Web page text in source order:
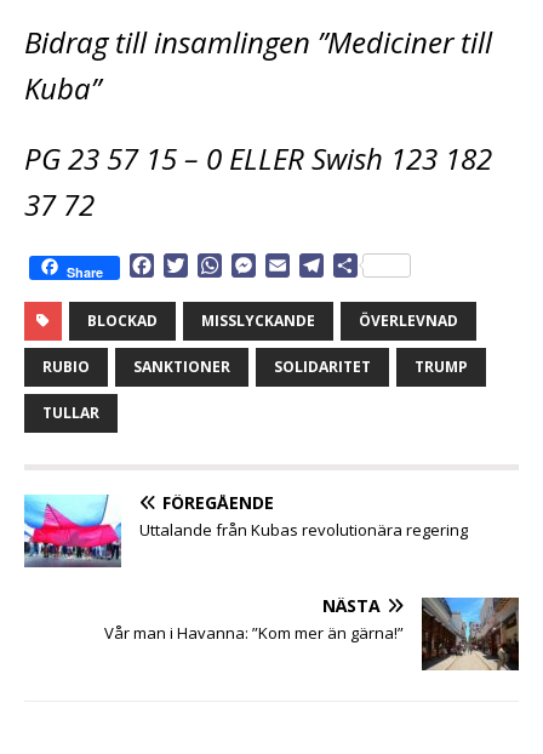
Bidrag till insamlingen ”Mediciner till
Kuba”
PG 23 57 15 – 0 ELLER Swish 123 182
37 72
Share
c
e
b
o
T
t
t
e
W
a
t
s
A
M
s
s
n
a
i
l
T
e
g
r
D
l
a
BLOCKAD MISSLYCKANDE ÖVERLEVNAD
RUBIO SANKTIONER SOLIDARITET TRUMP
TULLAR
FÖREGÅENDE
Uttalande från Kubas revolutionära regering
NÄSTA
Vår man i Havanna: ”Kom mer än gärna!”